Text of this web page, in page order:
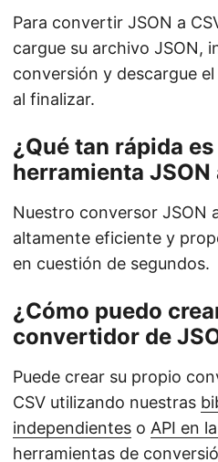
Para convertir JSON a
cargue su archivo JSON,
conversión y descargue
al finalizar.
¿Qué tan rápida
herramienta JSON
Nuestro conversor JSON
altamente eficiente y
en cuestión de segundos.
¿Cómo puedo
convertidor de
Puede crear su propio
CSV utilizando nuestras
independientes o API en
herramientas de